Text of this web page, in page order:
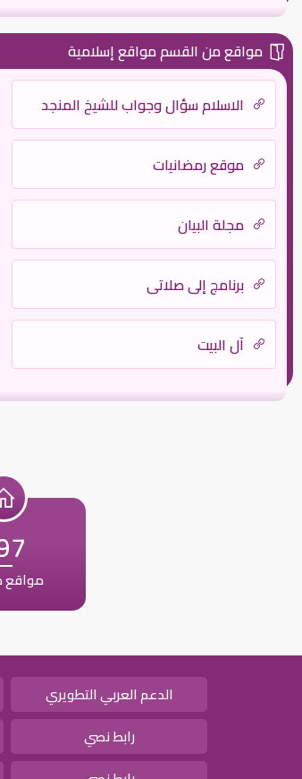
مواقع من القسم مواقع إسلامية
الاسلام سؤال وجواب للشيخ المنجد
موقع رمضانيات
مجلة البيان
برنامج إلى صلاتى
آل البيت
الدعم العربي التطويري
رابط نصي